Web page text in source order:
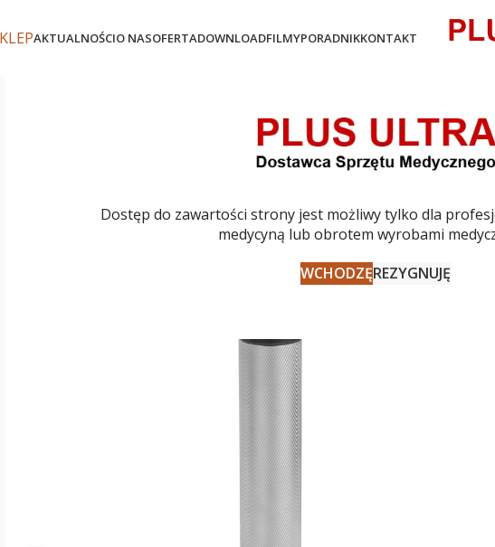
Dostęp do zawartości strony jest możliwy tylko dla
medycyną lub obrotem wyrobami
WCHODZĘREZYGNUJĘ
AKTUALNOŚCIO NASOFERTADOWNLOADFILMYPORADNIKKONTAKT